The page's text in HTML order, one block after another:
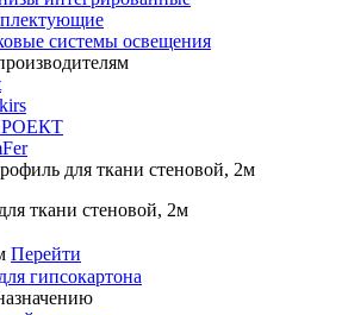
системы освещения
ткани стеновой, 2м
Перейти
гипсокартона